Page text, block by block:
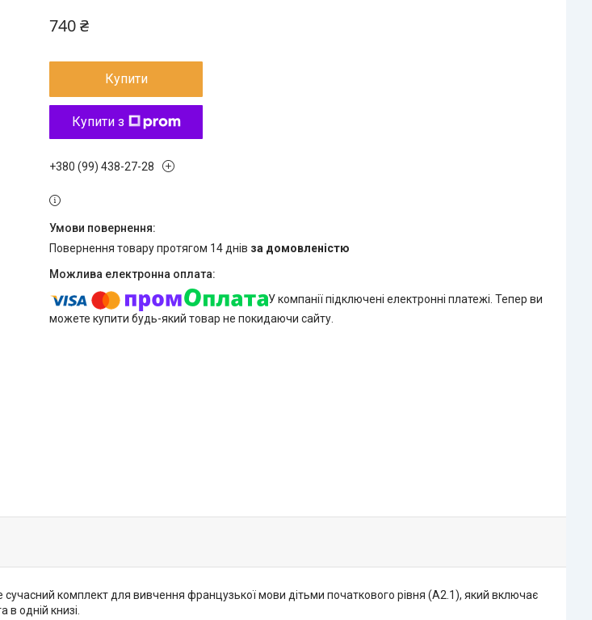
740 ₴
Купити
Купити з
+380 (99) 438-27-28
повернення товару протягом 14 днів за домовленістю
У компанії підключені електронні платежі. Тепер ви
можете купити будь-який товар не покидаючи сайту.
сучасний комплект для вивчення французької мови дітьми початкового рівня (A2.1), який включає
в одній книзі.